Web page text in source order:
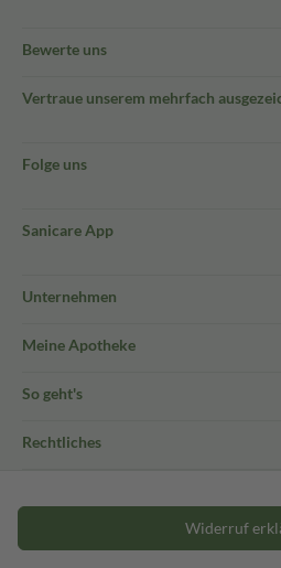
Bewerte uns
Vertraue unserem mehrfach
Folge uns
Sanicare App
Unternehmen
Meine Apotheke
So geht's
Rechtliches
Widerruf